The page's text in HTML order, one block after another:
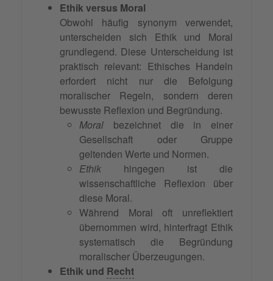
Ethik versus Moral
Obwohl häufig synonym verwendet,
unterscheiden sich Ethik und Moral
grundlegend. Diese Unterscheidung ist
praktisch relevant: Ethisches Handeln
erfordert nicht nur die Befolgung
moralischer Regeln, sondern deren
bewusste Reflexion und Begründung.
Moral bezeichnet die in einer
Gesellschaft oder Gruppe
geltenden Werte und Normen.
Ethik hingegen ist die
wissenschaftliche Reflexion über
diese Moral.
Während Moral oft unreflektiert
übernommen wird, hinterfragt Ethik
systematisch die Begründung
moralischer Überzeugungen.
Ethik und Recht